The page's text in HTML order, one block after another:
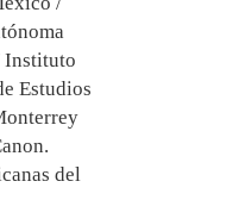
Instituto
Estudios
del